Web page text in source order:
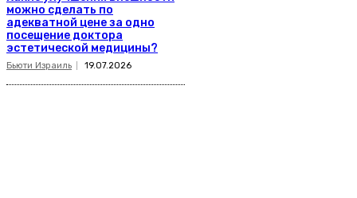
можно сделать по
адекватной цене за одно
посещение доктора
эстетической медицины?
Бьюти Израиль 19.07.2026